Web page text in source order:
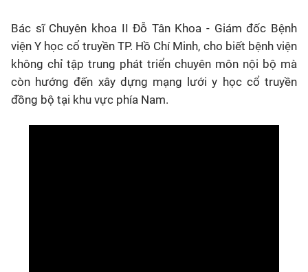
Bác sĩ Chuyên khoa II Đỗ Tân Khoa - Giám đốc Bệnh
viện Y học cổ truyền TP. Hồ Chí Minh, cho biết bệnh viện
không chỉ tập trung phát triển chuyên môn nội bộ mà
còn hướng đến xây dựng mạng lưới y học cổ truyền
đồng bộ tại khu vực phía Nam.